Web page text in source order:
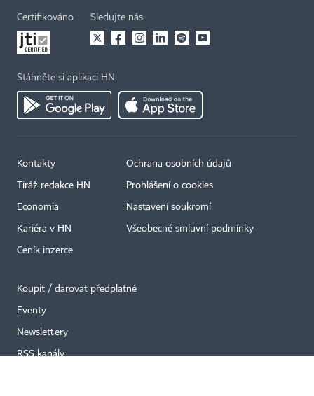
Certifikováno Sledujte nás
Stáhněte si aplikaci HN
Kontakty
Tiráž redakce HN
Economia
Kariéra v HN
Ceník inzerce
Ochrana osobních údajů
Prohlášení o cookies
Nastavení soukromí
Všeobecné smluvní podmínky
Koupit / darovat předplatné
Eventy
Newslettery
RSS kanály